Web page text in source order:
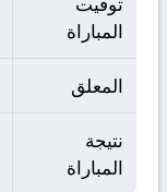
المباراة
المعلق
نتيجة
المباراة